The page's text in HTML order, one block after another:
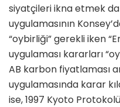
siyatçileri ikna etmek
uygulamasının
“oybirliği” gerekli iken
uygulaması kararları
AB karbon fiyatlaması
uygulamasında karar
ise, 1997 Kyoto